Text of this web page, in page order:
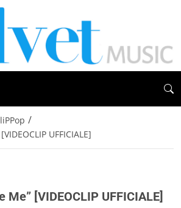
/
UFFICIALE]
[VIDEOCLIP UFFICIALE]